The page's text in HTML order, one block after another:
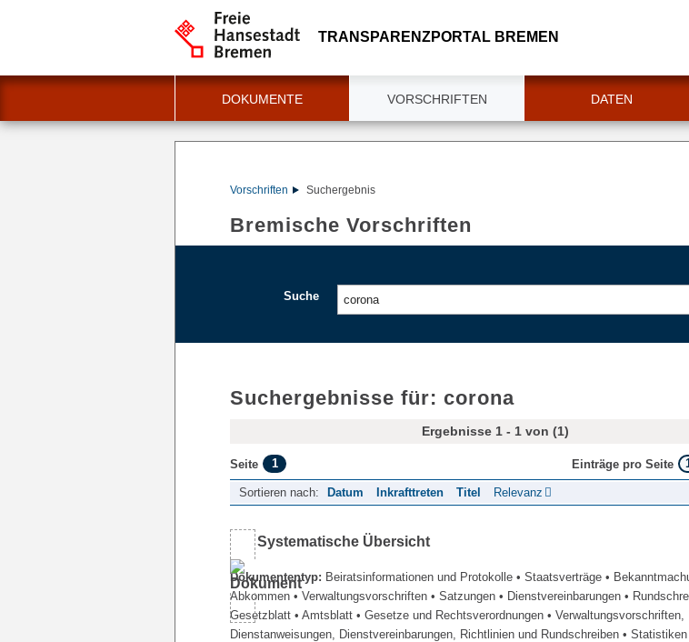
TRANSPARENZPORTAL BREMEN
DOKUMENTE VORSCHRIFTEN DATEN
Vorschriften Suchergebnis
Bremische Vorschriften
Suche
Suchergebnisse für: corona
Ergebnisse 1 - 1 von (1)
Seite 1 Einträge pro Seite
Sortieren nach: Datum Inkrafttreten Titel Relevanz
Systematische Übersicht
Dokumententyp: Beiratsinformationen und Protokolle • Staatsverträge •
Abkommen • Verwaltungsvorschriften • Satzungen • Dienstvereinbarungen •
Gesetzblatt • Amtsblatt • Gesetze und Rechtsverordnungen • Verwaltungsvorschriften,
Dienstanweisungen, Dienstvereinbarungen, Richtlinien und Rundschreiben • Statistiken